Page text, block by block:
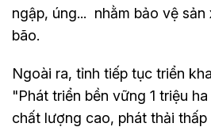
ngập, úng... nhằm bảo vệ
bão.
Ngoài ra, tỉnh tiếp tục triển
"Phát triển bền vững 1 triệu
chất lượng cao, phát thải